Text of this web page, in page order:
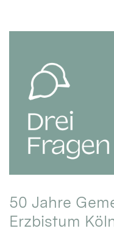
50 Jahre
Erzbistum